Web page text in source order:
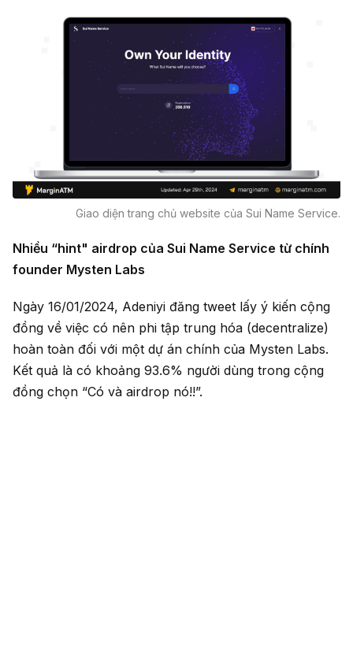
Giao diện trang chủ website của Sui Name Service.
Nhiều “hint" airdrop của Sui Name Service từ chính
founder Mysten Labs
Ngày 16/01/2024, Adeniyi đăng tweet lấy ý kiến cộng
đồng về việc có nên phi tập trung hóa (decentralize)
hoàn toàn đối với một dự án chính của Mysten Labs.
Kết quả là có khoảng 93.6% người dùng trong cộng
đồng chọn “Có và airdrop nó!!”.